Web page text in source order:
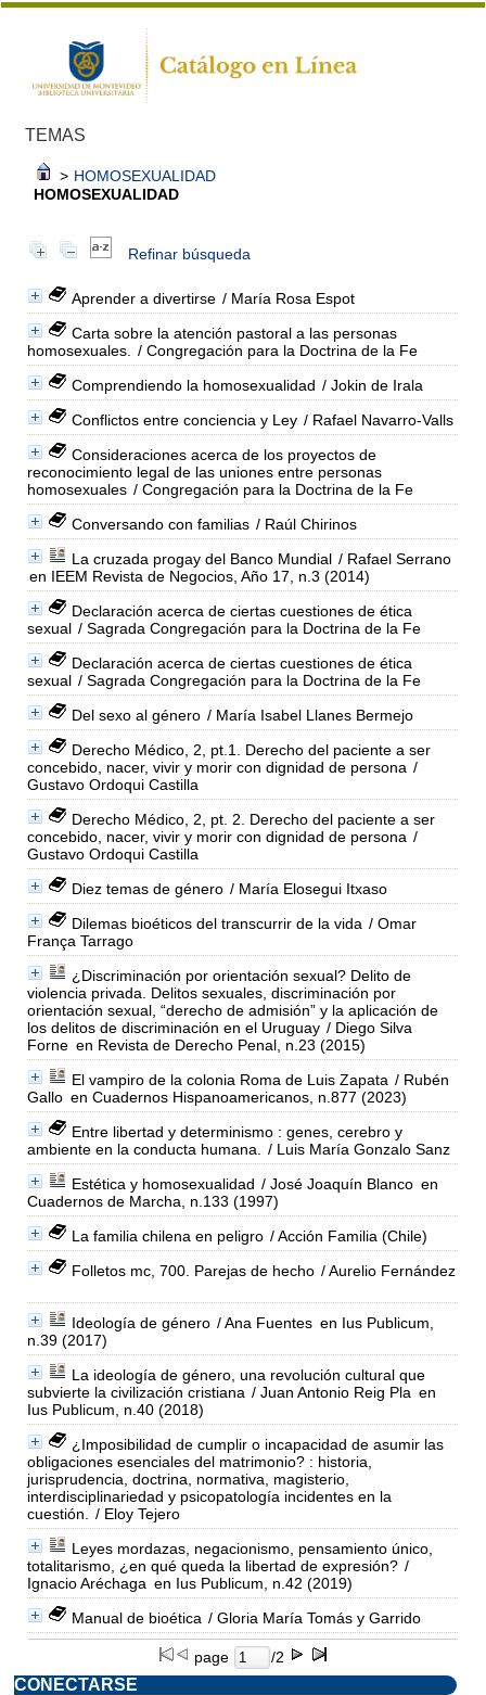
TEMAS
> HOMOSEXUALIDAD
HOMOSEXUALIDAD
Refinar búsqueda
Aprender a divertirse / María Rosa Espot
Carta sobre la atención pastoral a las personas
homosexuales.
/ Congregación para la Doctrina de la Fe
Comprendiendo la homosexualidad / Jokin de Irala
Conflictos entre conciencia y Ley / Rafael Navarro-Valls
Consideraciones acerca de los proyectos de
reconocimiento legal de las uniones entre personas
homosexuales / Congregación para la Doctrina de la Fe
Conversando con familias / Raúl Chirinos
La cruzada progay del Banco Mundial / Rafael Serrano
en IEEM Revista de Negocios, Año 17, n.3 (2014)
Declaración acerca de ciertas cuestiones de ética
sexual / Sagrada Congregación para la Doctrina de la Fe
Declaración acerca de ciertas cuestiones de ética
sexual / Sagrada Congregación para la Doctrina de la Fe
Del sexo al género / María Isabel Llanes Bermejo
Derecho Médico, 2, pt.1. Derecho del paciente a ser
concebido, nacer, vivir y morir con dignidad de persona /
Gustavo Ordoqui Castilla
Derecho Médico, 2, pt. 2. Derecho del paciente a ser
concebido, nacer, vivir y morir con dignidad de persona /
Gustavo Ordoqui Castilla
Diez temas de género / María Elosegui Itxaso
Dilemas bioéticos del transcurrir de la vida / Omar
França Tarrago
¿Discriminación por orientación sexual? Delito de
violencia privada. Delitos sexuales, discriminación por
orientación sexual, “derecho de admisión” y la aplicación de
los delitos de discriminación en el Uruguay / Diego Silva
Forne en Revista de Derecho Penal, n.23 (2015)
El vampiro de la colonia Roma de Luis Zapata / Rubén
Gallo en Cuadernos Hispanoamericanos, n.877 (2023)
Entre libertad y determinismo : genes, cerebro y
ambiente en la conducta humana.
/ Luis María Gonzalo Sanz
Estética y homosexualidad / José Joaquín Blanco en
Cuadernos de Marcha, n.133 (1997)
La familia chilena en peligro / Acción Familia (Chile)
Folletos mc, 700. Parejas de hecho / Aurelio Fernández
Ideología de género / Ana Fuentes en Ius Publicum,
n.39 (2017)
La ideología de género, una revolución cultural que
subvierte la civilización cristiana / Juan Antonio Reig Pla en
Ius Publicum, n.40 (2018)
¿Imposibilidad de cumplir o incapacidad de asumir las
obligaciones esenciales del matrimonio? : historia,
jurisprudencia, doctrina, normativa, magisterio,
interdisciplinariedad y psicopatología incidentes en la
cuestión.
/ Eloy Tejero
Leyes mordazas, negacionismo, pensamiento único,
totalitarismo, ¿en qué queda la libertad de expresión? /
Ignacio Aréchaga en Ius Publicum, n.42 (2019)
Manual de bioética / Gloria María Tomás y Garrido
page /2
CONECTARSE